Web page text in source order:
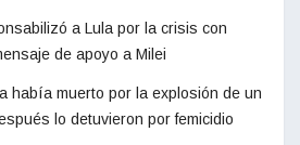
a Lula por la crisis con
de apoyo a Milei
había muerto por la explosión de un
lo detuvieron por femicidio